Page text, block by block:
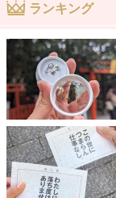
ランキング